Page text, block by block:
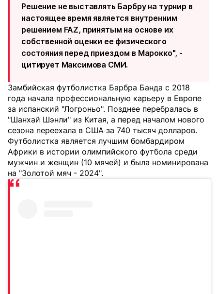
Решение не выставлять Барбру на турнир в
настоящее время является внутренним
решением FAZ, принятым на основе их
собственной оценки ее физического
состояния перед приездом в Марокко", -
цитирует Максимова СМИ.
Замбийская футболистка Барбра Банда с 2018
года начала профессиональную карьеру в Европе
за испанский "Логроньо". Позднее перебралась в
"Шанхай Шэнли" из Китая, а перед началом нового
сезона переехала в США за 740 тысяч долларов.
Футболистка является лучшим бомбардиром
Африки в истории олимпийского футбола среди
мужчин и женщин (10 мячей) и была номинирована
на "Золотой мяч - 2024".